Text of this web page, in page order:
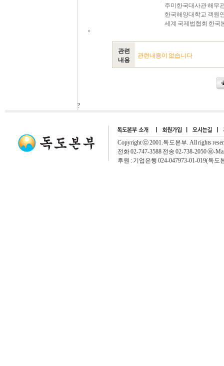
주미한국대사관 해무
한국해양대학교 객원
세계 국제법협회 한국
관련
내용
관련내용이 없습니다
?
Copyright ⓒ 2001.독도본부. All rights
전화 02-747-3588 전송 02-738-2050 ⓔ-
후원 : 기업은행 024-047973-01-019(독도